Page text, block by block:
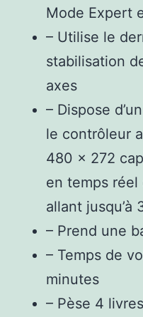
Mode Expert
– Utilise le
stabilisation
axes
– Dispose
le contrôleur
480 x 272
en temps
allant jusqu’à
– Prend une
– Temps de
minutes
– Pèse 4